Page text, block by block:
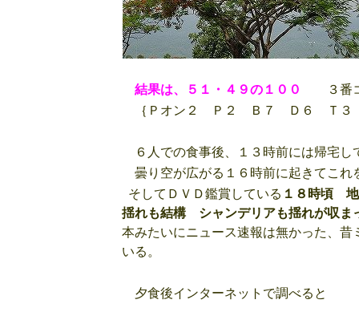
結果は、５１・４９の１００
３番コ
｛Ｐオン２ Ｐ２ Ｂ７ Ｄ６ Ｔ３
６人での食事後、１３時前には帰宅
曇り空が広がる１６時前に起きてこれ
そしてＤＶＤ鑑賞している １８時頃
揺れも結構 シャンデリアも揺れが収ま
本みたいにニュース速報は無かった、
いる。
夕食後インターネットで調べると